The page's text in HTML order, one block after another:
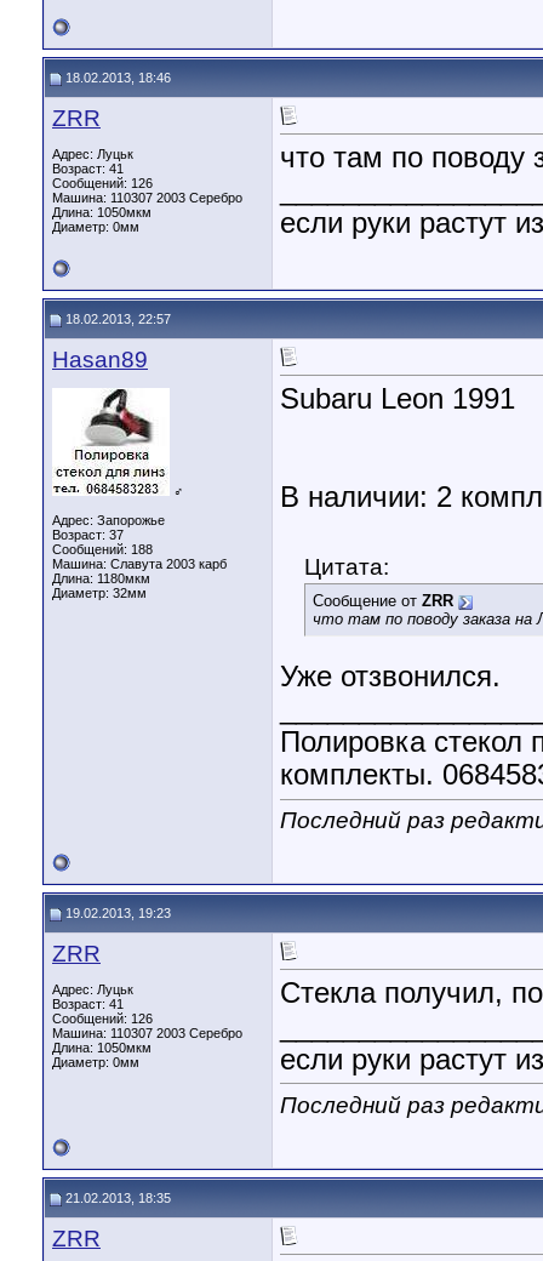
18.02.2013, 18:46
ZRR
Адрес: Луцьк
Возраст: 41
Сообщений: 126
Машина: 110307 2003 Серебро
Длина: 1050мкм
Диаметр: 0мм
что там по поводу
если руки растут
18.02.2013, 22:57
Hasan89
♂
Адрес: Запорожье
Возраст: 37
Сообщений: 188
Машина: Славута 2003 карб
Длина: 1180мкм
Диаметр: 32мм
Subaru Leon 1991
В наличии: 2
Цитата:
Сообщение от ZRR
что там по поводу заказа на
Уже отзвонился.
Полировка
комплекты.
Последний раз
19.02.2013, 19:23
ZRR
Адрес: Луцьк
Возраст: 41
Сообщений: 126
Машина: 110307 2003 Серебро
Длина: 1050мкм
Диаметр: 0мм
Стекла получил,
если руки растут
Последний раз
21.02.2013, 18:35
ZRR